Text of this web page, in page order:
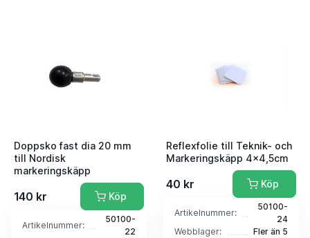
Doppsko fast dia 20 mm
till Nordisk
markeringskäpp
140 kr Köp
Artikelnummer:
50100-
22
Reflexfolie till Teknik- och
Markeringskäpp 4x4,5cm
40 kr Köp
Artikelnummer:
50100-
24
Webblager:
Fler än 5